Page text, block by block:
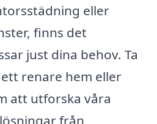
eller
finns det
just dina behov. Ta
renare hem eller
att utforska våra